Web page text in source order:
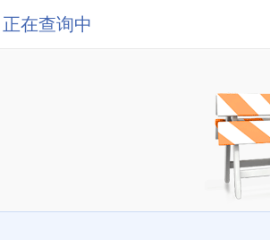
正在查询中